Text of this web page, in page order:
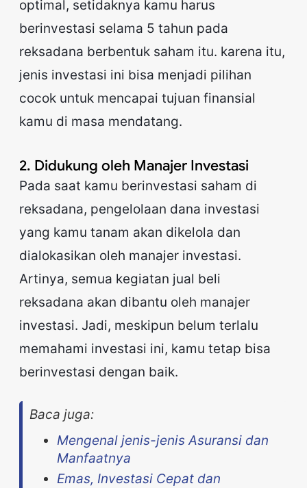
optimal, setidaknya kamu harus
berinvestasi selama 5 tahun pada
reksadana berbentuk saham itu. karena itu,
jenis investasi ini bisa menjadi pilihan
cocok untuk mencapai tujuan finansial
kamu di masa mendatang.
2. Didukung oleh Manajer Investasi
Pada saat kamu berinvestasi saham di
reksadana, pengelolaan dana investasi
yang kamu tanam akan dikelola dan
dialokasikan oleh manajer investasi.
Artinya, semua kegiatan jual beli
reksadana akan dibantu oleh manajer
investasi. Jadi, meskipun belum terlalu
memahami investasi ini, kamu tetap bisa
berinvestasi dengan baik.
Baca juga:
Mengenal jenis-jenis Asuransi dan
Manfaatnya
Emas, Investasi Cepat dan